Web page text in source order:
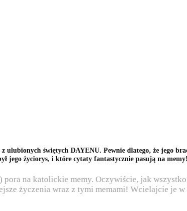
ulubionych świętych DAYENU. Pewnie dlatego, że jego
jego życiorys, i które cytaty fantastycznie pasują na memy!
na katolickie memy. Oczywiście, jak
życzenia wraz z tymi memami! Wcielajcie je